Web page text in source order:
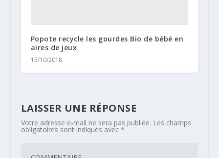
Popote recycle les gourdes Bio de bébé en
aires de jeux
15/10/2018
LAISSER UNE RÉPONSE
Votre adresse e-mail ne sera pas publiée. Les champs
obligatoires sont indiqués avec *